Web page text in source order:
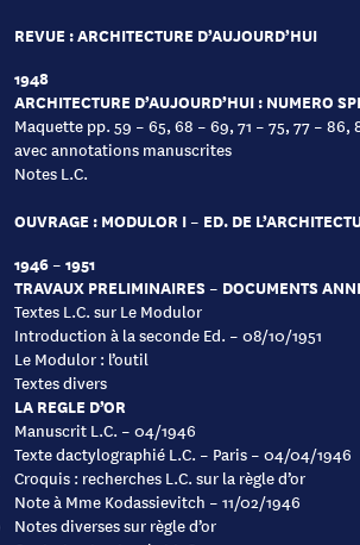
REVUE : ARCHITECTURE D’AUJOURD’HUI
1948
ARCHITECTURE D’AUJOURD’HUI : NUMERO
Maquette pp. 59 – 65, 68 – 69, 71 – 75, 77 – 86,
avec annotations manuscrites
Notes L.C.
OUVRAGE : MODULOR I – ED. DE
1946 – 1951
TRAVAUX PRELIMINAIRES – DOCUMENTS
Textes L.C. sur Le Modulor
Introduction à la seconde Ed. – 08/10/1951
Le Modulor : l’outil
Textes divers
LA REGLE D’OR
Manuscrit L.C. – 04/1946
Texte dactylographié L.C. – Paris – 04/04/1946
Croquis : recherches L.C. sur la règle d’or
Note à Mme Kodassievitch – 11/02/1946
Notes diverses sur règle d’or